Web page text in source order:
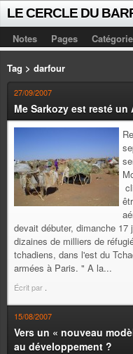
LE CERCLE DU
Notes Pages
Tag > darfour
27/09/2007
Me Sarkozy est resté un
devait débuter, dimanche
dizaines de milliers de
tchadiens, dans l'est du
armées à Paris. " A la...
Écrit par
15/08/2007
Vers un « nouveau
au développement ?